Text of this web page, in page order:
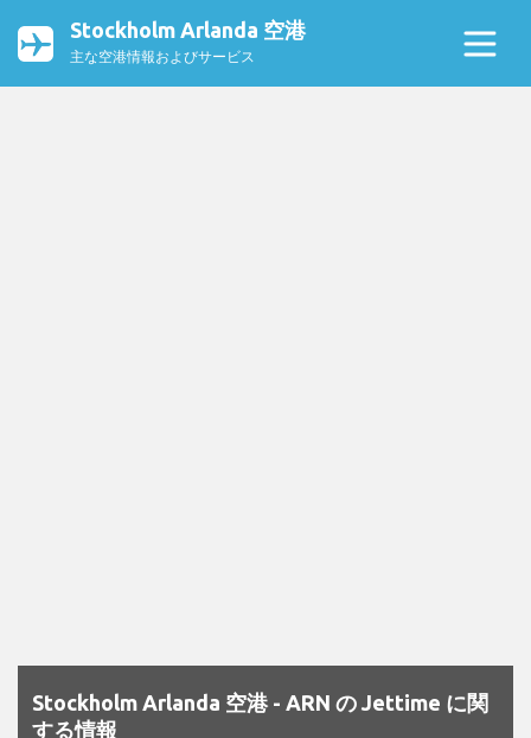
Stockholm Arlanda 空港
主な空港情報およびサービス
Stockholm Arlanda 空港 - ARN の Jettime に関
する情報